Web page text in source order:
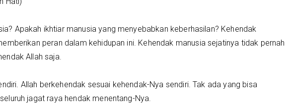
Apakah ikhtiar manusia yang menyebabkan keberhasilan? Kehendak
peran dalam kehidupan ini. Kehendak manusia sejatinya tidak pernah
Allah saja.
Allah berkehendak sesuai kehendak-Nya sendiri. Tak ada yang bisa
jagat raya hendak menentang-Nya.